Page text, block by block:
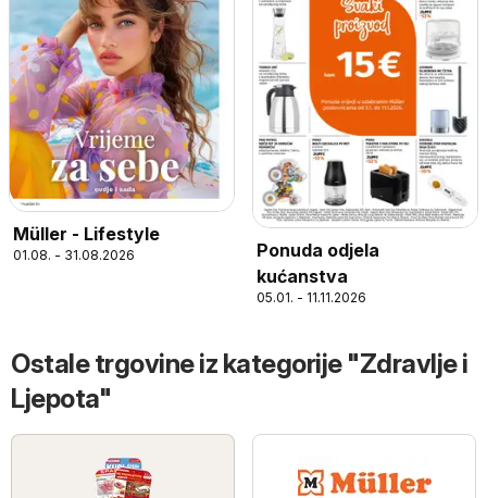
Müller - Lifestyle
01.08. - 31.08.2026
Ponuda odjela
kućanstva
05.01. - 11.11.2026
Ostale trgovine iz kategorije "Zdravlje i
Ljepota"